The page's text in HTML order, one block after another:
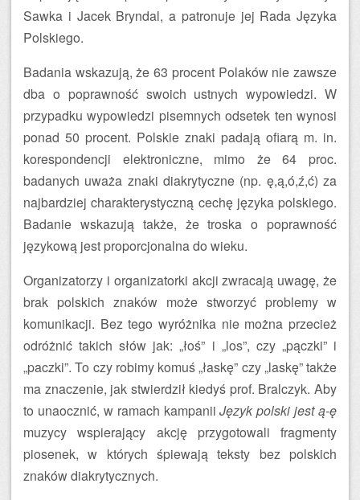
Sawka i Jacek Bryndal, a patronuje jej Rada Języka
Polskiego.
Badania wskazują, że 63 procent Polaków nie zawsze
dba o poprawność swoich ustnych wypowiedzi. W
przypadku wypowiedzi pisemnych odsetek ten wynosi
ponad 50 procent. Polskie znaki padają ofiarą m. in.
korespondencji elektroniczne, mimo że 64 proc.
badanych uważa znaki diakrytyczne (np. ę,ą,ó,ź,ć) za
najbardziej charakterystyczną cechę języka polskiego.
Badanie wskazują także, że troska o poprawność
językową jest proporcjonalna do wieku.
Organizatorzy i organizatorki akcji zwracają uwagę, że
brak polskich znaków może stworzyć problemy w
komunikacji. Bez tego wyróżnika nie można przecież
odróżnić takich słów jak: „łoś” i „los”, czy „pączki” i
„paczki”. To czy robimy komuś „łaskę” czy „laskę” także
ma znaczenie, jak stwierdził kiedyś prof. Bralczyk. Aby
to unaocznić, w ramach kampaniiJęzyk polski jest ą-ę
muzycy wspierający akcję przygotowali fragmenty
piosenek, w których śpiewają teksty bez polskich
znaków diakrytycznych.